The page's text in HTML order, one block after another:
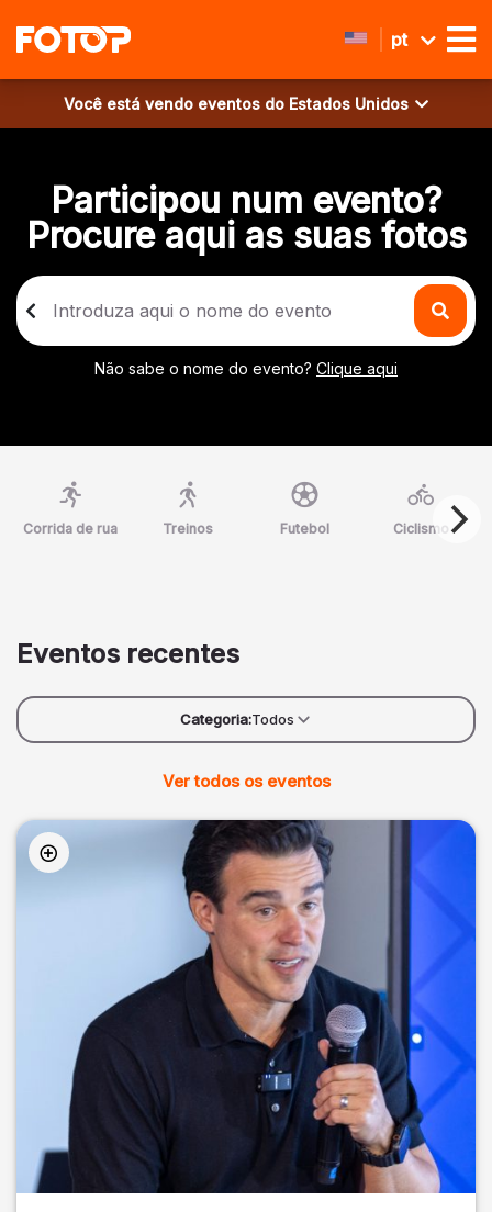
pt
Você está vendo eventos do Estados Unidos
Participou num evento?
Procure aqui as suas fotos
Não sabe o nome do evento? Clique aqui
Corrida de rua Treinos Futebol Ciclismo
Eventos recentes
Categoria:Todos
Ver todos os eventos